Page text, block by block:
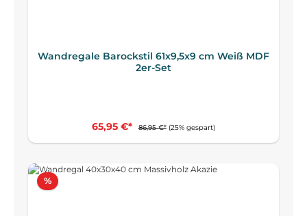
Wandregale Barockstil 61x9,5x9 cm Weiß MDF
2er-Set
65,95 €* 86,95 €* (25% gespart)
%Rabatt